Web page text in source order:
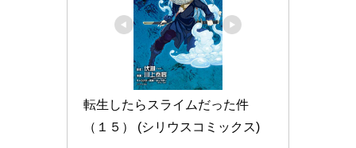
転生したらスライムだった件
（１５） (シリウスコミックス)